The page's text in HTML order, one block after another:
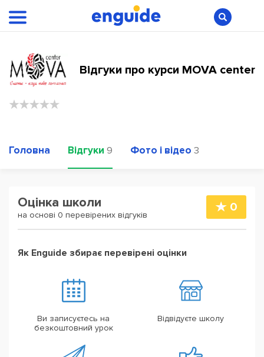
Відгуки про курси MOVA center
Головна Відгуки 9 Фото і відео 3
Оцінка школи
на основі 0 перевірених відгуків
0
Як Enguide збирає перевірені оцінки
Ви записуєтесь на
безкоштовний урок
Відвідуєте школу